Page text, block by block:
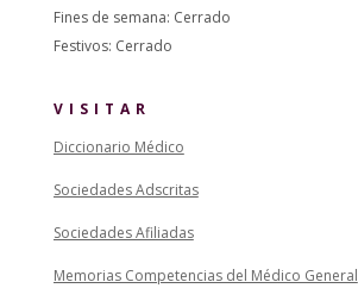
Fines de semana: Cerrado
Festivos: Cerrado
VISITAR
Diccionario Médico
Sociedades Adscritas
Sociedades Afiliadas
Memorias Competencias del Médico General